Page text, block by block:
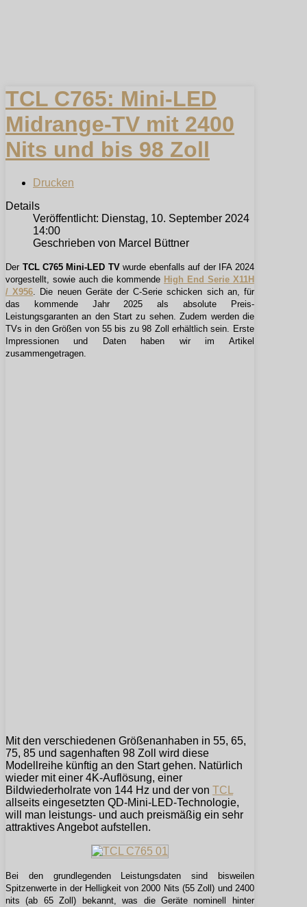
TCL C765: Mini-LED
Midrange-TV mit 2400
Nits und bis 98 Zoll
Drucken
Details
Veröffentlicht: Dienstag, 10. September 2024
14:00
Geschrieben von Marcel Büttner
Der TCL C765 Mini-LED TVwurde ebenfalls auf der IFA 2024
vorgestellt, sowie auch die kommende High End Serie X11H
/ X956. Die neuen Geräte der C-Serie schicken sich an, für
das kommende Jahr 2025 als absolute Preis-
Leistungsgaranten an den Start zu sehen. Zudem werden die
TVs in den Größen von 55 bis zu 98 Zoll erhältlich sein. Erste
Impressionen und Daten haben wir im Artikel
zusammengetragen.
Mit den verschiedenen Größenanhaben in 55, 65,
75, 85 und sagenhaften 98 Zoll wird diese
Modellreihe künftig an den Start gehen. Natürlich
wieder mit einer 4K-Auflösung, einer
Bildwiederholrate von 144 Hz und der von TCL
allseits eingesetzten QD-Mini-LED-Technologie,
will man leistungs- und auch preismäßig ein sehr
attraktives Angebot aufstellen.
Bei den grundlegenden Leistungsdaten sind bisweilen
Spitzenwerte in der Helligkeit von 2000 Nits (55 Zoll) und 2400
nits (ab 65 Zoll) bekannt, was die Geräte nominell hinter